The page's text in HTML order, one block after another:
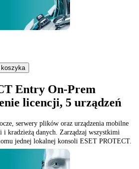
koszyka
Entry On-Prem
licencji, 5 urządzeń
serwery plików oraz urządzenia mobilne
i kradzieżą danych. Zarządzaj wszystkimi
jednej lokalnej konsoli ESET PROTECT.